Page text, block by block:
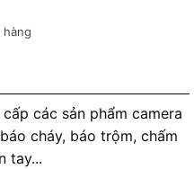
hàng
các sản phẩm camera
cháy, báo trộm, chấm
tay...